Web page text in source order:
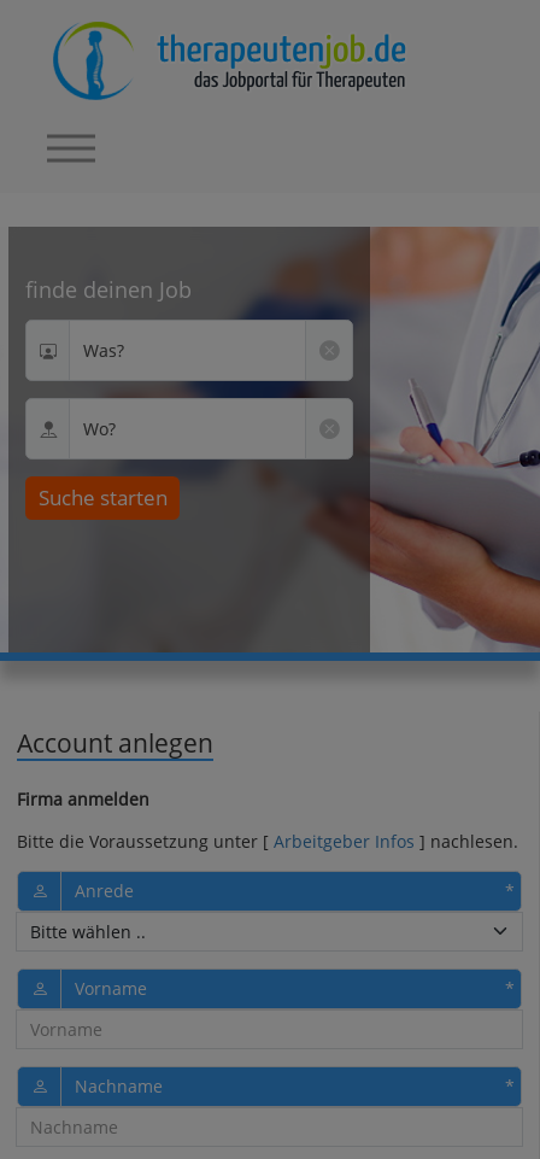
finde deinen Job
Was?
Wo?
Suche starten
Account anlegen
Firma anmelden
Bitte die Voraussetzung unter [ Arbeitgeber Infos ] nachlesen.
Anrede
Vorname
Nachname